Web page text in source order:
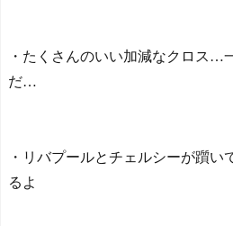
・たくさんのいい加減なクロス…
だ…
・リバプールとチェルシーが躓い
るよ